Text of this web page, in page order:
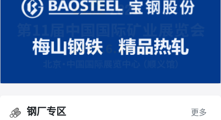
钢厂专区 更多